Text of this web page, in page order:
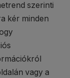
szerinti
kér minden
vagy a